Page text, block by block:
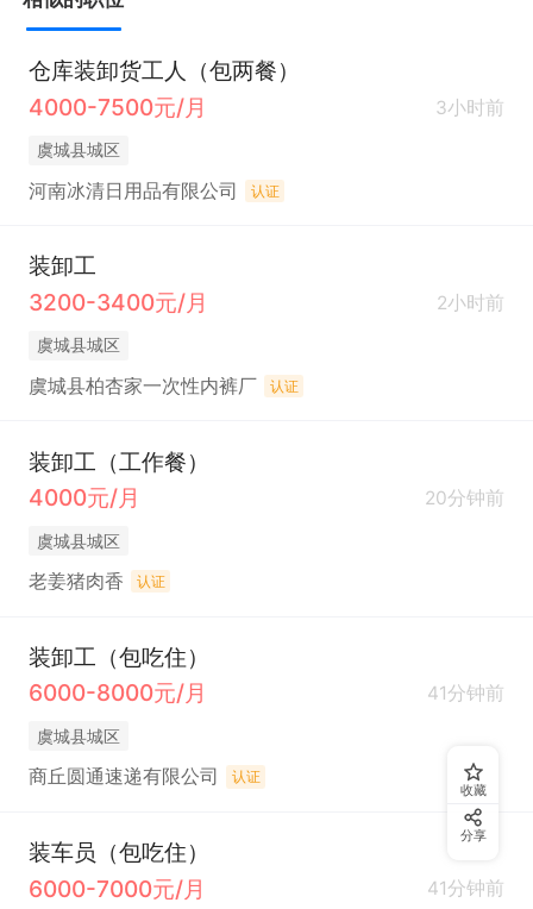
仓库装卸货工人（包两餐）
4000-7500元/月
3小时前
虞城县城区
河南冰清日用品有限公司 认证
装卸工
3200-3400元/月
2小时前
虞城县城区
虞城县柏杏家一次性内裤厂 认证
装卸工（工作餐）
4000元/月
20分钟前
虞城县城区
老姜猪肉香 认证
装卸工（包吃住）
6000-8000元/月
41分钟前
虞城县城区
商丘圆通速递有限公司 认证
装车员（包吃住）
6000-7000元/月
41分钟前
收藏
分享